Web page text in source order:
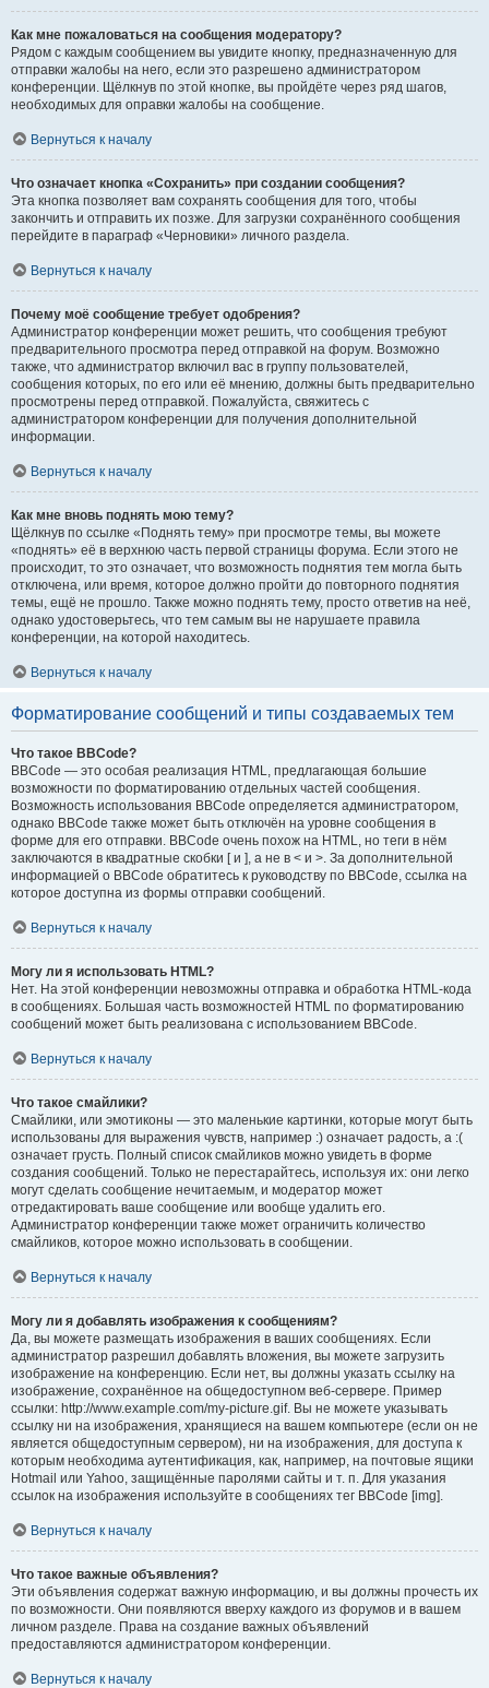
Как мне пожаловаться на сообщения модератору?
Рядом с каждым сообщением вы увидите кнопку, предназначенную для
отправки жалобы на него, если это разрешено администратором
конференции. Щёлкнув по этой кнопке, вы пройдёте через ряд шагов,
необходимых для оправки жалобы на сообщение.
Вернуться к началу
Что означает кнопка «Сохранить» при создании сообщения?
Эта кнопка позволяет вам сохранять сообщения для того, чтобы
закончить и отправить их позже. Для загрузки сохранённого сообщения
перейдите в параграф «Черновики» личного раздела.
Вернуться к началу
Почему моё сообщение требует одобрения?
Администратор конференции может решить, что сообщения требуют
предварительного просмотра перед отправкой на форум. Возможно
также, что администратор включил вас в группу пользователей,
сообщения которых, по его или её мнению, должны быть предварительно
просмотрены перед отправкой. Пожалуйста, свяжитесь с
администратором конференции для получения дополнительной
информации.
Вернуться к началу
Как мне вновь поднять мою тему?
Щёлкнув по ссылке «Поднять тему» при просмотре темы, вы можете
«поднять» её в верхнюю часть первой страницы форума. Если этого не
происходит, то это означает, что возможность поднятия тем могла быть
отключена, или время, которое должно пройти до повторного поднятия
темы, ещё не прошло. Также можно поднять тему, просто ответив на неё,
однако удостоверьтесь, что тем самым вы не нарушаете правила
конференции, на которой находитесь.
Вернуться к началу
Форматирование сообщений и типы создаваемых тем
Что такое BBCode?
BBCode — это особая реализация HTML, предлагающая большие
возможности по форматированию отдельных частей сообщения.
Возможность использования BBCode определяется администратором,
однако BBCode также может быть отключён на уровне сообщения в
форме для его отправки. BBCode очень похож на HTML, но теги в нём
заключаются в квадратные скобки [ и ], а не в < и >. За дополнительной
информацией о BBCode обратитесь к руководству по BBCode, ссылка на
которое доступна из формы отправки сообщений.
Вернуться к началу
Могу ли я использовать HTML?
Нет. На этой конференции невозможны отправка и обработка HTML-кода
в сообщениях. Большая часть возможностей HTML по форматированию
сообщений может быть реализована с использованием BBCode.
Вернуться к началу
Что такое смайлики?
Смайлики, или эмотиконы — это маленькие картинки, которые могут быть
использованы для выражения чувств, например :) означает радость, а :(
означает грусть. Полный список смайликов можно увидеть в форме
создания сообщений. Только не перестарайтесь, используя их: они легко
могут сделать сообщение нечитаемым, и модератор может
отредактировать ваше сообщение или вообще удалить его.
Администратор конференции также может ограничить количество
смайликов, которое можно использовать в сообщении.
Вернуться к началу
Могу ли я добавлять изображения к сообщениям?
Да, вы можете размещать изображения в ваших сообщениях. Если
администратор разрешил добавлять вложения, вы можете загрузить
изображение на конференцию. Если нет, вы должны указать ссылку на
изображение, сохранённое на общедоступном веб-сервере. Пример
ссылки: http://www.example.com/my-picture.gif. Вы не можете указывать
ссылку ни на изображения, хранящиеся на вашем компьютере (если он не
является общедоступным сервером), ни на изображения, для доступа к
которым необходима аутентификация, как, например, на почтовые ящики
Hotmail или Yahoo, защищённые паролями сайты и т. п. Для указания
ссылок на изображения используйте в сообщениях тег BBCode [img].
Вернуться к началу
Что такое важные объявления?
Эти объявления содержат важную информацию, и вы должны прочесть их
по возможности. Они появляются вверху каждого из форумов и в вашем
личном разделе. Права на создание важных объявлений
предоставляются администратором конференции.
Вернуться к началу